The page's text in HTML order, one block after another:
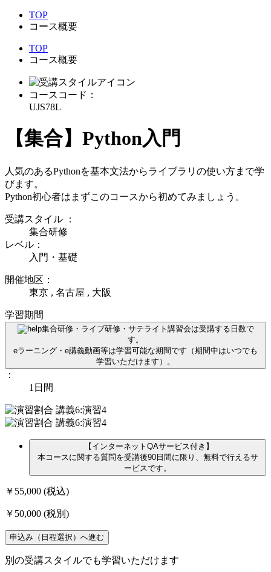
TOP
コース概要
TOP
コース概要
コースコード：
UJS78L
【集合】Python入門
人気のあるPythonを基本文法からライブラリの使い方まで学
びます。
Python初心者はまずこのコースから初めてみましょう。
受講スタイル ：
集合研修
レベル：
入門・基礎
開催地区：
東京 , 名古屋 , 大阪
学習期間
集合研修・ライブ研修・サテライト講習会は受講する日数で
す。
eラーニング・e講義動画等は学習可能な期間です（期間中はいつでも
学習いただけます）。
：
1日間
【インターネットQAサービス付き】
本コースに関する質問を受講後90日間に限り、無料で行えるサ
ービスです。
￥55,000 (税込)
￥50,000 (税別)
申込み（日程選択）へ進む
別の受講スタイルでも学習いただけます